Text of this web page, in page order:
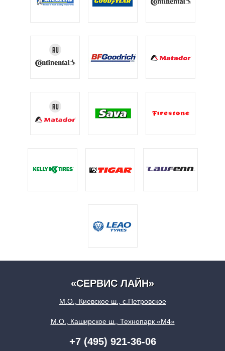
«СЕРВИС ЛАЙН»
М.О., Киевское ш., с.Петровское
М.О., Каширское ш., Технопарк «М4»
+7 (495) 921-36-06